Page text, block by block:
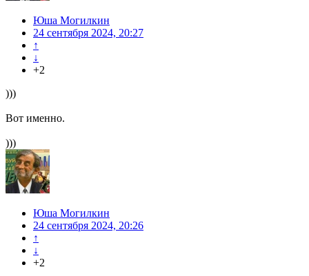
Юша Могилкин
24 сентября 2024, 20:27
↑
↓
+2
)))
Вот именно.
)))
Юша Могилкин
24 сентября 2024, 20:26
↑
↓
+2